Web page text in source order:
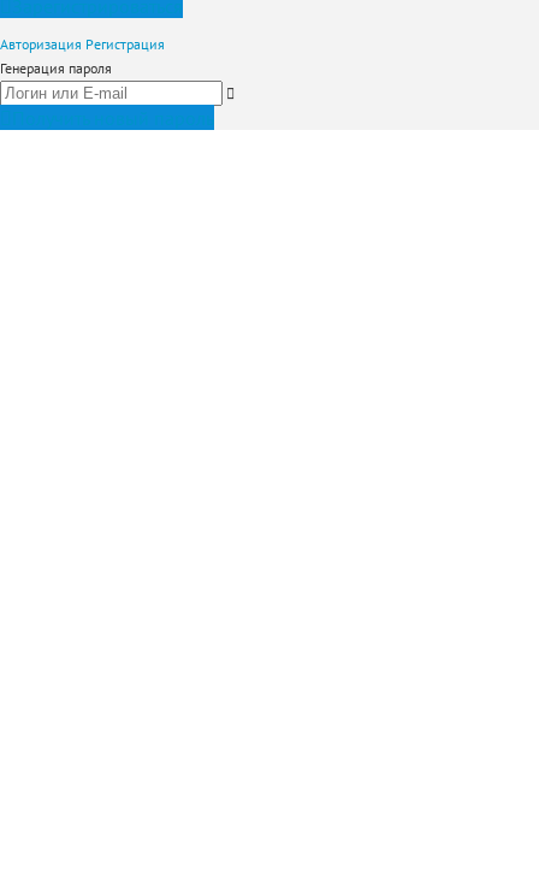
Авторизация Регистрация
Генерация пароля